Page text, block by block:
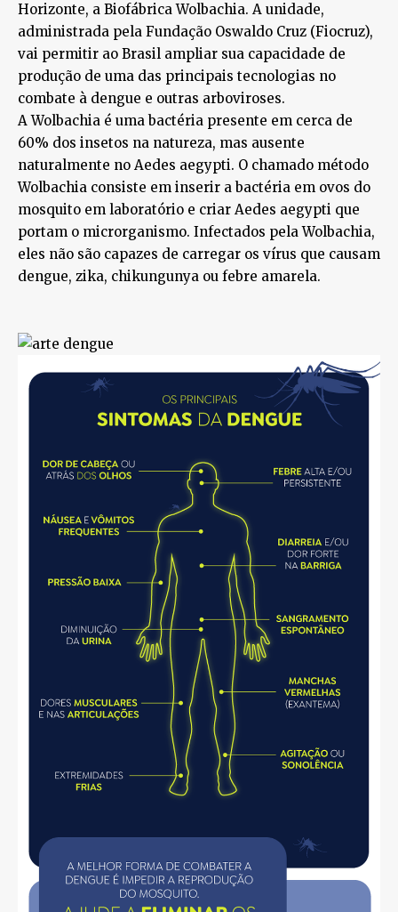
Horizonte, a Biofábrica Wolbachia. A unidade,
administrada pela Fundação Oswaldo Cruz (Fiocruz),
vai permitir ao Brasil ampliar sua capacidade de
produção de uma das principais tecnologias no
combate à dengue e outras arboviroses.
A Wolbachia é uma bactéria presente em cerca de
60% dos insetos na natureza, mas ausente
naturalmente no Aedes aegypti. O chamado método
Wolbachia consiste em inserir a bactéria em ovos do
mosquito em laboratório e criar Aedes aegypti que
portam o microrganismo. Infectados pela Wolbachia,
eles não são capazes de carregar os vírus que causam
dengue, zika, chikungunya ou febre amarela.